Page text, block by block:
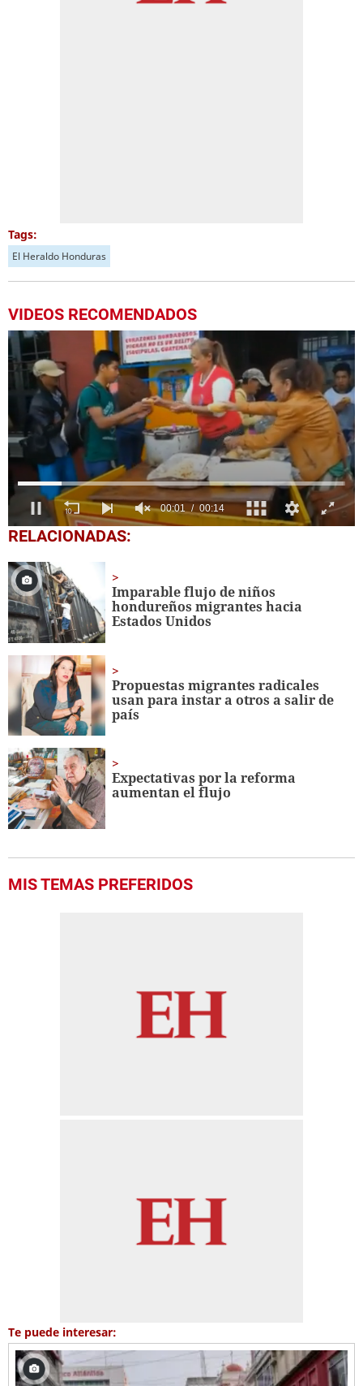
Tags:
El Heraldo Honduras
VIDEOS RECOMENDADOS
0
of
seconds
RELACIONADAS:
Imparable flujo de niños
hondureños migrantes hacia
Estados Unidos
Propuestas migrantes radicales
usan para instar a otros a salir de
país
Expectativas por la reforma
aumentan el flujo
MIS TEMAS PREFERIDOS
Te puede interesar: